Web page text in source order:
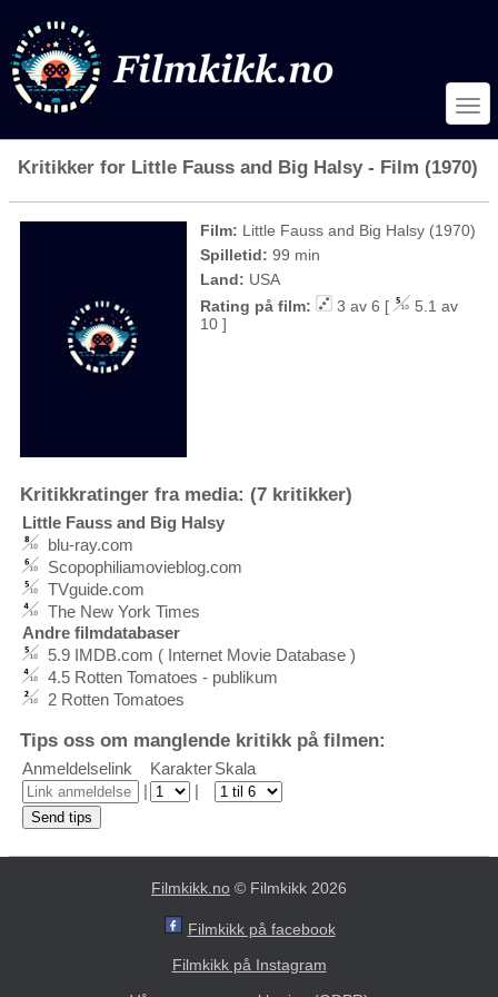
Kritikker for Little Fauss and Big Halsy - Film (1970)
Film: Little Fauss and Big Halsy (1970)
Spilletid: 99 min
Land: USA
Rating på film:
3 av 6 [
5.1 av
10 ]
Kritikkratinger fra media: (7 kritikker)
Little Fauss and Big Halsy
blu-ray.com
Scopophiliamovieblog.com
TVguide.com
The New York Times
Andre filmdatabaser
5.9 IMDB.com ( Internet Movie Database )
4.5 Rotten Tomatoes - publikum
2 Rotten Tomatoes
Tips oss om manglende kritikk på filmen:
Anmeldelselink KarakterSkala
|
|
Filmkikk.no © Filmkikk 2026
Filmkikk på facebook
Filmkikk på Instagram